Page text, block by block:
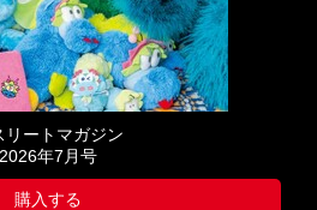
リートマガジン
2026年7月号
購入する